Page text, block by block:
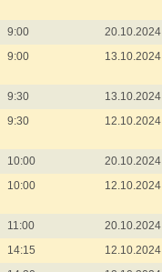
9:00 20.10.2024
9:00 13.10.2024
9:30 13.10.2024
9:30 12.10.2024
10:00 20.10.2024
10:00 12.10.2024
11:00 20.10.2024
14:15 12.10.2024